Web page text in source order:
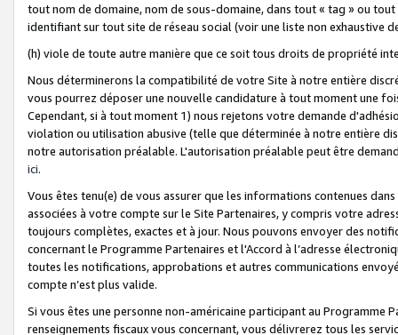
tout nom de domaine, nom de sous-domaine, dans tout « tag » ou
identifiant sur tout site de réseau social (voir une liste non exhaustive
(h) viole de toute autre manière que ce soit tous droits de propriété
Nous déterminerons la compatibilité de votre Site à notre entière
vous pourrez déposer une nouvelle candidature à tout moment une
Cependant, si à tout moment 1) nous rejetons votre demande
violation ou utilisation abusive (telle que déterminée à notre entière
notre autorisation préalable. L'autorisation préalable peut être
ici.
Vous êtes tenu(e) de vous assurer que les informations contenues
associées à votre compte sur le Site Partenaires, y compris votre
toujours complètes, exactes et à jour. Nous pouvons envoyer des
concernant le Programme Partenaires et l'Accord à l’adresse
toutes les notifications, approbations et autres communications
compte n’est plus valide.
Si vous êtes une personne non-américaine participant au
renseignements fiscaux vous concernant, vous délivrerez tous les